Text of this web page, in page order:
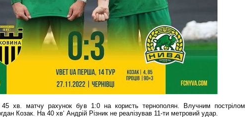
хв. матчу рахунок був 1:0 на користь тернополян. Влучним пострілом
Козак. На 40 хв‘ Андрій Різник не реалізував 11-ти метровий удар.